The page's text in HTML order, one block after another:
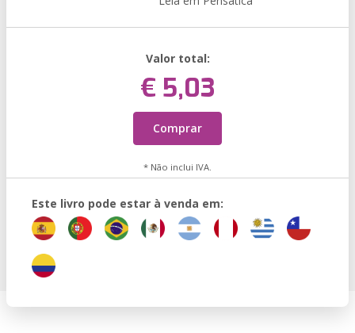
Valor total:
€ 5,03
Comprar
* Não inclui IVA.
Este livro pode estar à venda em: